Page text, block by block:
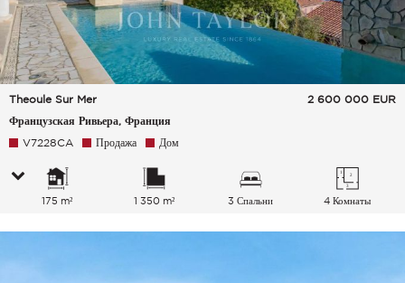
Theoule Sur Mer
Французская Ривьера, Франция
2 600 000 EUR
V7228CA Продажа Дом
175 m² 1 350 m² 3 Спальни 4 Комнаты